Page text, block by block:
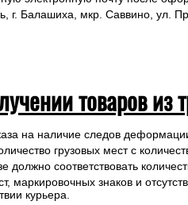
г. Балашиха, мкр. Саввино, ул.
товаров из
на наличие следов
грузовых мест с
должно соответствовать
маркировочных знаков и
курьера.